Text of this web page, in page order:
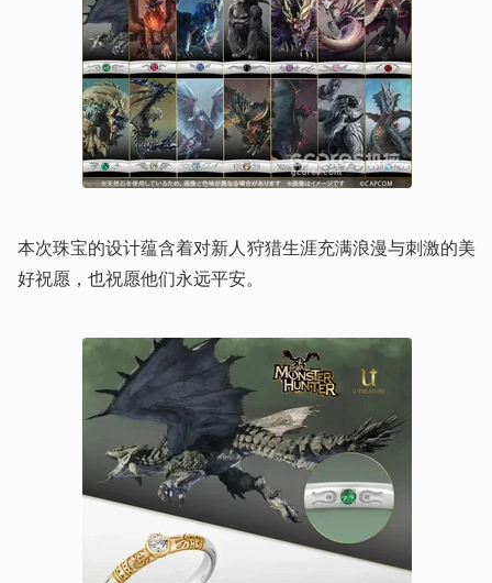
本次珠宝的设计蕴含着对新人狩猎生涯充满浪漫与刺激的美
好祝愿，也祝愿他们永远平安。